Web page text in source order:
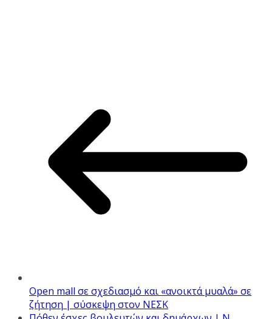
Open mall σε σχεδιασμό και «ανοικτά μυαλά» σε
ζήτηση | σύσκεψη στον ΝΕΣΚ